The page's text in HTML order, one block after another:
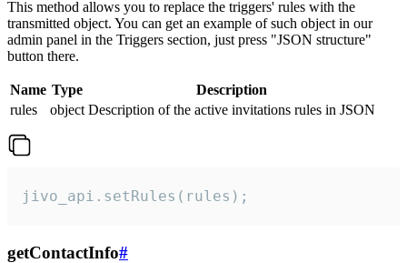
This method allows you to replace the triggers' rules with the
transmitted object. You can get an example of such object in our
admin panel in the Triggers section, just press "JSON structure"
button there.
Name Type
Description
rules
object Description of the active invitations rules in JSON
jivo_api.setRules(rules);
getContactInfo#